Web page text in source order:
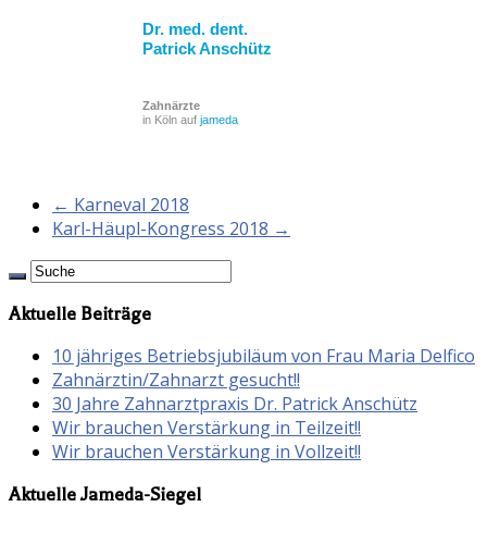
Dr. med. dent.
Patrick Anschütz
Zahnärzte
in Köln auf jameda
← Karneval 2018
Karl-Häupl-Kongress 2018 →
Aktuelle Beiträge
10 jähriges Betriebsjubiläum von Frau Maria Delfico
Zahnärztin/Zahnarzt gesucht!!
30 Jahre Zahnarztpraxis Dr. Patrick Anschütz
Wir brauchen Verstärkung in Teilzeit!!
Wir brauchen Verstärkung in Vollzeit!!
Aktuelle Jameda-Siegel